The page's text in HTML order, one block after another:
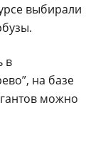
выбирали
в
на базе
можно